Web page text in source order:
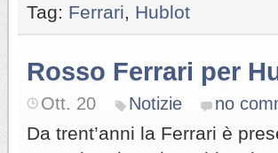
Tag: Ferrari Hublot
Rosso Ferrari per
Ott. 20 Notizie no
Da trent’anni la Ferrari è